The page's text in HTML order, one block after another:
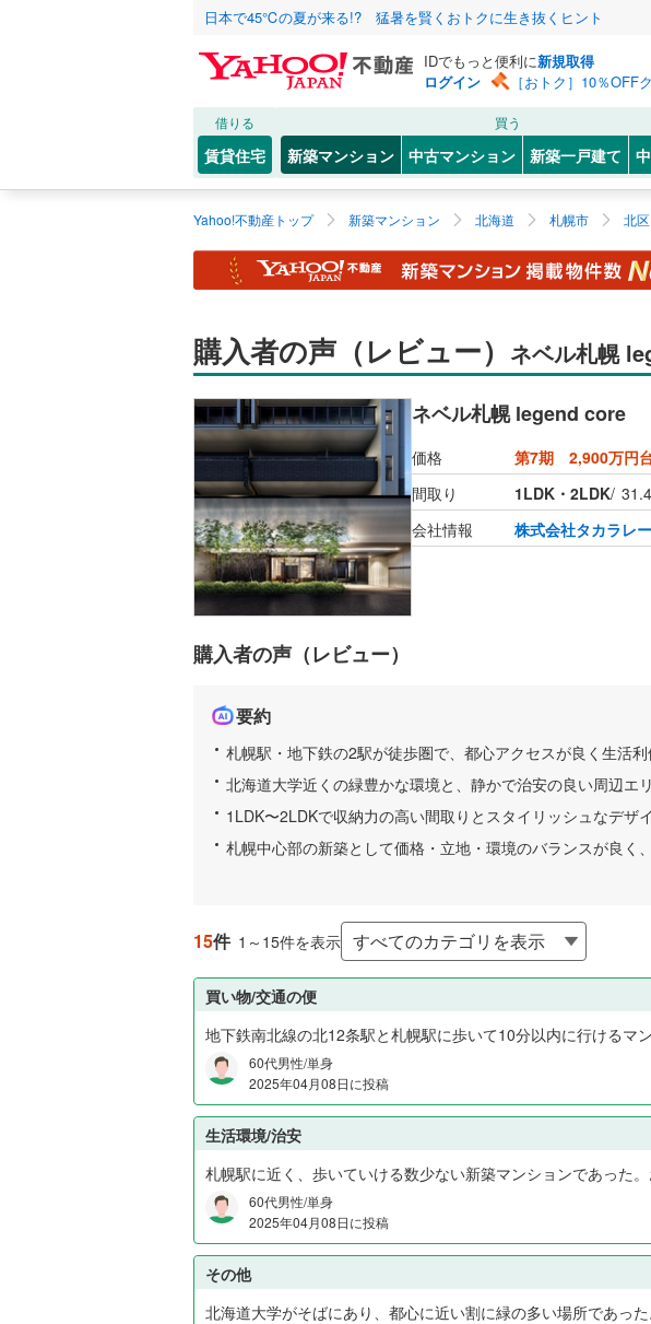
日本で45℃の夏が来る!? 猛暑を賢くおトクに生き抜くヒント
IDでもっと便利に新規取得
ログイン
［おトク］10％OFF
借りる
賃貸住宅
買う
新築マンション 中古マンション 新築一戸建て
Yahoo!不動産トップ 新築マンション 北海道 札幌市 北区
購入者の声（レビュー） ネベル札幌
ネベル札幌 legend core
価格
第7期 2,900万円
間取り
1LDK・2LDK
会社情報
株式会社タカラレ
購入者の声（レビュー）
要約
札幌駅・地下鉄の2駅が徒歩圏で、都心アクセスが良く生活
北海道大学近くの緑豊かな環境と、静かで治安の良い周辺エ
1LDK〜2LDKで収納力の高い間取りとスタイリッシュなデザ
札幌中心部の新築として価格・立地・環境のバランスが良く
15件 1～15件を表示
買い物/交通の便
地下鉄南北線の北12条駅と札幌駅に歩いて10分以内に行けるマ
60代男性/単身
2025年04月08日に投稿
生活環境/治安
札幌駅に近く、歩いていける数少ない新築マンションであった
60代男性/単身
2025年04月08日に投稿
その他
北海道大学がそばにあり、都心に近い割に緑の多い場所であっ